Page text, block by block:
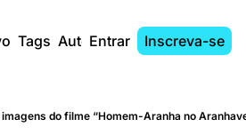
Tags AutoresEntrar Inscreva-se
do filme “Homem-Aranha no